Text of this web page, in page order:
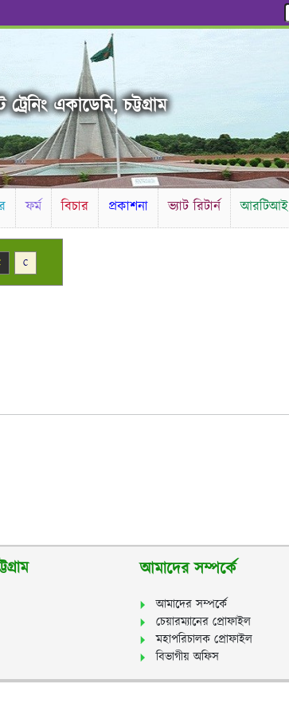
একাডেমি, চট্টগ্রাম
ফর্ম বিচার প্রকাশনা ভ্যাট রিটার্ন আরটিআই
C
আমাদের সম্পর্কে
আমাদের সম্পর্কে
চেয়ারম্যানের প্রোফাইল
মহাপরিচালক প্রোফাইল
বিভাগীয় অফিস